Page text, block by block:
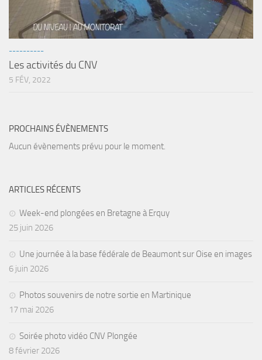
----------
Les activités du CNV
5 FÉV, 2022
PROCHAINS ÉVÈNEMENTS
Aucun évènements prévu pour le moment.
ARTICLES RÉCENTS
Week-end plongées en Bretagne à Erquy
25 juin 2026
Une journée à la base fédérale de Beaumont sur Oise en images
6 juin 2026
Photos souvenirs de notre sortie en Martinique
17 mai 2026
Soirée photo vidéo CNV Plongée
8 février 2026